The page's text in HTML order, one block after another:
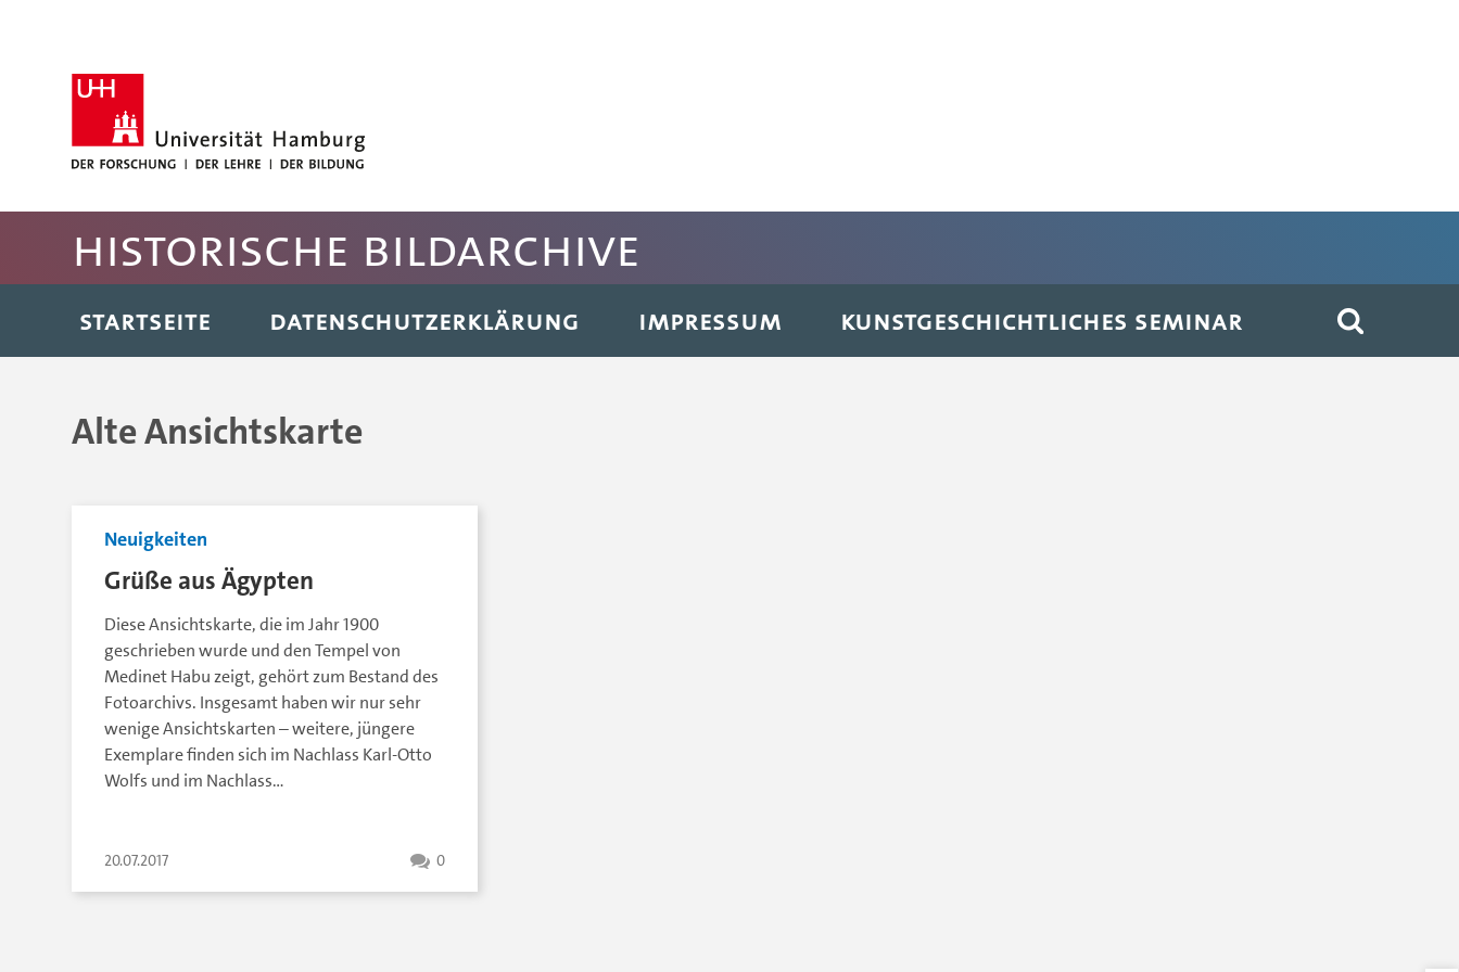
Fussbereich der Seite anspringen
Historische Bildarchive
STARTSEITE DATENSCHUTZERKLÄRUNG IMPRESSUM KUNSTGESCHICHTLICHES SEMINAR
Alte Ansichtskarte
Neuigkeiten
Grüße aus Ägypten
Diese Ansichtskarte, die im Jahr 1900
geschrieben wurde und den Tempel von
Medinet Habu zeigt, gehört zum Bestand des
Fotoarchivs. Insgesamt haben wir nur sehr
wenige Ansichtskarten – weitere, jüngere
Exemplare finden sich im Nachlass Karl-Otto
Wolfs und im Nachlass…
20.07.2017 0